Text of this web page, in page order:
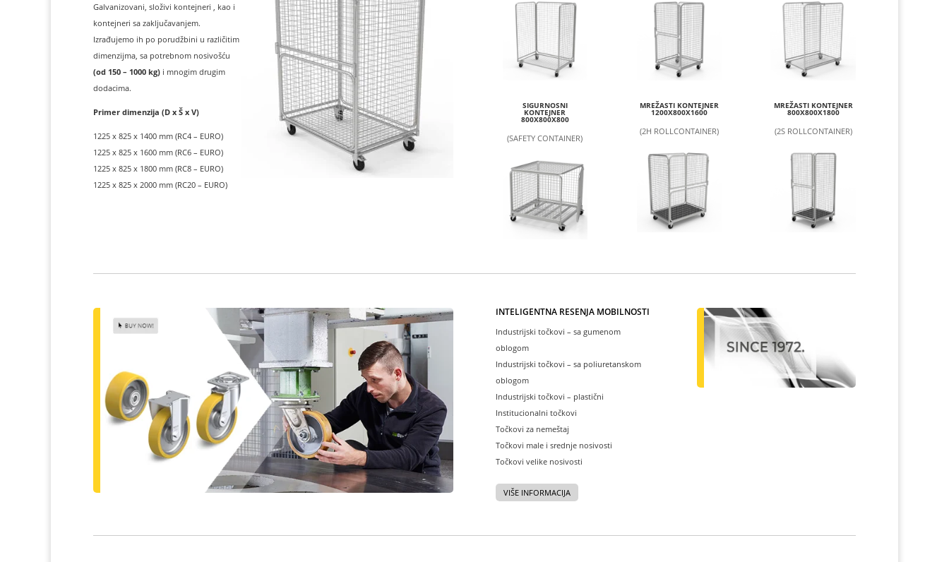
Galvanizovani, složivi kontejneri , kao i
kontejneri sa zaključavanjem.
Izrađujemo ih po porudžbini u različitim
dimenzijma, sa potrebnom nosivošću
(od 150 – 1000 kg) i mnogim drugim
dodacima.
Primer dimenzija (D x Š x V)
1225 x 825 x 1400 mm (RC4 – EURO)
1225 x 825 x 1600 mm (RC6 – EURO)
1225 x 825 x 1800 mm (RC8 – EURO)
1225 x 825 x 2000 mm (RC20 – EURO)
SIGURNOSNI
KONTEJNER
800X800X800
(SAFETY CONTAINER)
MREŽASTI KONTEJNER
1200X800X1600
(2H ROLLCONTAINER)
MREŽASTI KONTEJNER
800X800X1800
(2S ROLLCONTAINER)
INTELIGENTNA REŠENJA MOBILNOSTI
Industrijski točkovi – sa gumenom
oblogom
Industrijski točkovi – sa poliuretanskom
oblogom
Industrijski točkovi – plastični
Institucionalni točkovi
Točkovi za nemeštaj
Točkovi male i srednje nosivosti
Točkovi velike nosivosti
VIŠE INFORMACIJA